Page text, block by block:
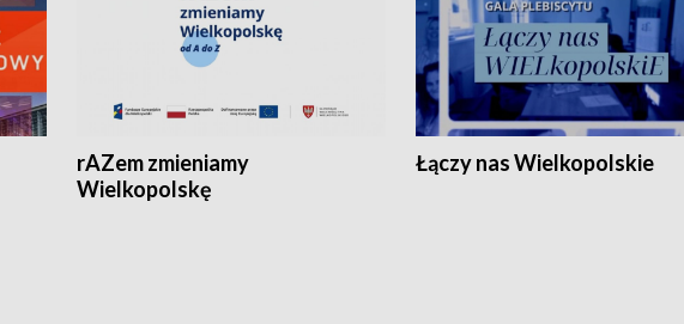
rAZem zmieniamy
Wielkopolskę
Łączy nas Wielkopolskie